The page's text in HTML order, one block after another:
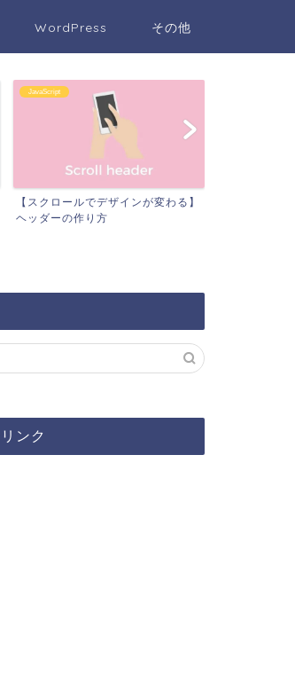
WordPress その他
JavaScript
【スクロールでデザインが変わる】
ヘッダーの作り方
ンク